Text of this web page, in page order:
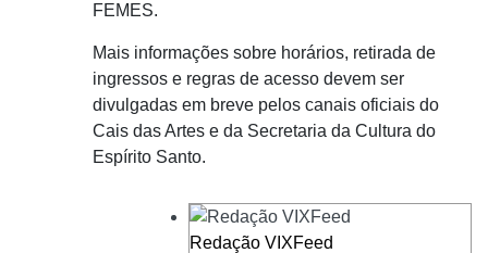
FEMES.
Mais informações sobre horários, retirada de
ingressos e regras de acesso devem ser
divulgadas em breve pelos canais oficiais do
Cais das Artes e da Secretaria da Cultura do
Espírito Santo.
Redação VIXFeed